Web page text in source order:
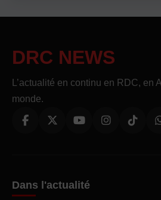
DRC NEWS
L’actualité en continu en RDC, en
monde.
Dans l'actualité